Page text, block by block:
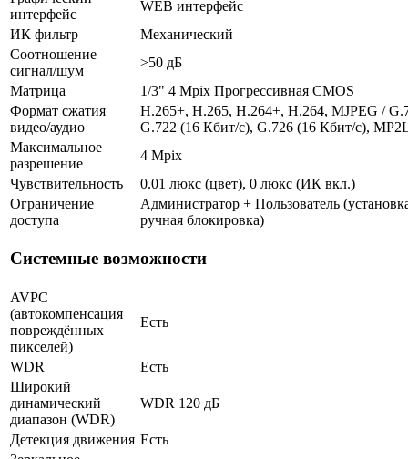
интерфейс
WEB интерфейс
ИК фильтр
Механический
Соотношение
сигнал/шум
>50 дБ
Матрица
1/3" 4 Mpix Прогрессивная CMOS
Формат сжатия
видео/аудио
H.265+, H.265, H.264+, H.264, MJPEG /
G.722 (16 Кбит/с), G.726 (16 Кбит/с),
Максимальное
разрешение
4 Mpix
Чувствительность
0.01 люкс (цвет), 0 люкс (ИК вкл.)
Ограничение
доступа
Администратор + Пользователь
ручная блокировка)
Системные возможности
AVPC
(автокомпенсация
повреждённых
пикселей)
Есть
WDR
Есть
Широкий
динамический
диапазон (WDR)
WDR 120 дБ
Детекция движения Есть